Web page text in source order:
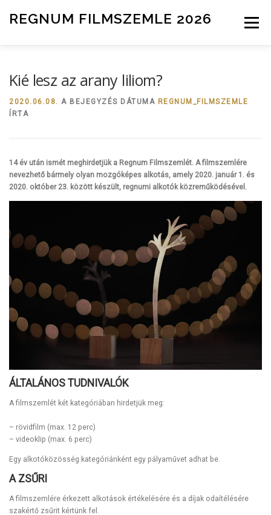
REGNUM FILMSZEMLE 2026 Menü
Kié lesz az arany liliom?
2020.06.08. A BEJEGYZÉS DÁTUMA REGNUM_FILMSZEMLE
ÍRTA
14 év után ismét meghirdetjük a Regnum Filmszemlét. A filmszemlére
nevezhető bármely olyan mozgóképes alkotás, amely 2020. január 1. és
2020. október 23. között készült, regnumi alkotók közreműködésével.
ÁLTALÁNOS TUDNIVALÓK
A filmszemlét két kategóriában hirdetjük meg:
– rövidfilm (max. 12 perc)
– videoklip (max. 6 perc)
Egy alkotóközösség kategóriánként egy pályaművet adhat be.
A ZSŰRI
A filmszemlére érkezett alkotások értékelésére és a díjak odaítélésére
szakértő zsűrit kértünk fel.